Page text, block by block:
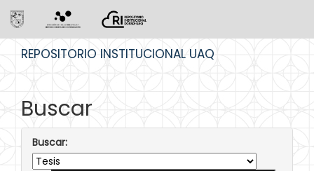
REPOSITORIO INSTITUCIONAL UAQ
Buscar
Buscar: